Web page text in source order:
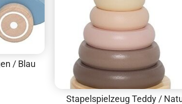
/ Blau
Stapelspielzeug Teddy /